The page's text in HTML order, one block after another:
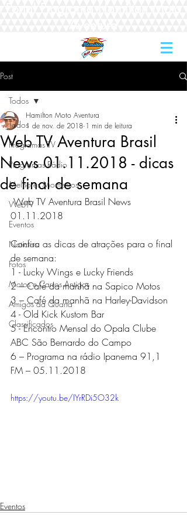
Post
Todos
Programas TV
Programas Rádio
Melhores Momentos
WebTV
Eventos
Notícias
Fotos
Motos e Carros Antigos
Amigos da Quarta
Classificados
Todos
Web TV Aventura Brasil
News 01.11.2018 - dicas
de final de semana
Hamilton Moto Aventura
1 de nov. de 2018 1 min de leitura
Web TV Aventura Brasil News
01.11.2018
Confira as dicas de atrações para o final
de semana:
1 - Lucky Wings e Lucky Friends
2 – Café da manhã na Sapico Motos
3 – Café da manhã na Harley-Davidson
4 - Old Kick Kustom Bar
5 - Encontro Mensal do Opala Clube
ABC São Bernardo do Campo
6 – Programa na rádio Ipanema 91,1
FM – 05.11.2018
https://youtu.be/IYrRDi5O32k
Eventos